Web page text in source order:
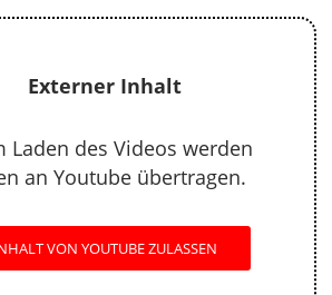
Externer Inhalt
Laden des Videos werden
an Youtube übertragen.
VON YOUTUBE ZULASSEN